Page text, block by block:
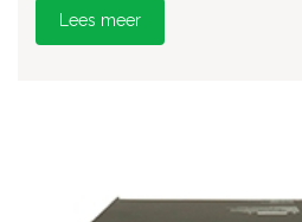
Lees meer